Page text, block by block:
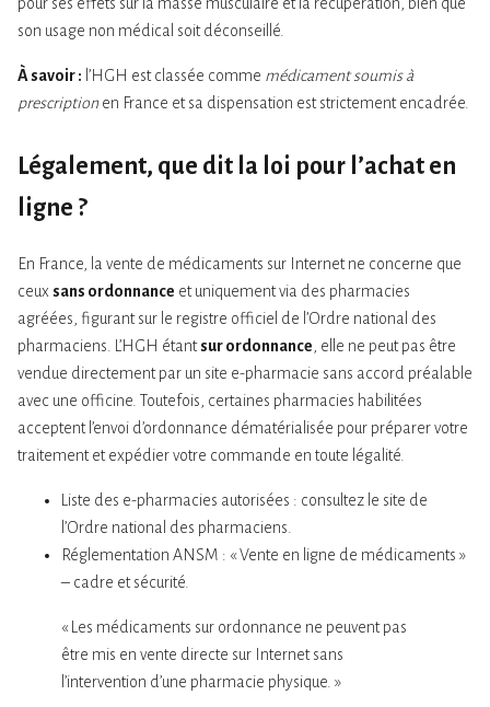
son usage non médical soit déconseillé.
À savoir : l’HGH est classée comme médicament soumis à
prescriptionen France et sa dispensation est strictement encadrée.
Légalement, que dit la loi pour l’achat en
ligne ?
En France, la vente de médicaments sur Internet ne concerne que
ceux sans ordonnance et uniquement via des pharmacies
agréées, figurant sur le registre officiel de l’Ordre national des
pharmaciens. L’HGH étantsur ordonnance , elle ne peut pas être
vendue directement par un site e-pharmacie sans accord préalable
avec une officine. Toutefois, certaines pharmacies habilitées
acceptent l’envoi d’ordonnance dématérialisée pour préparer votre
traitement et expédier votre commande en toute légalité.
Liste des e-pharmacies autorisées : consultez le site de
l’Ordre national des pharmaciens.
Réglementation ANSM : « Vente en ligne de médicaments »
– cadre et sécurité.
« Les médicaments sur ordonnance ne peuvent pas
être mis en vente directe sur Internet sans
l’intervention d’une pharmacie physique. »